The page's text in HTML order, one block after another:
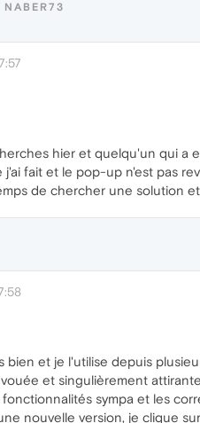
NABER73
hier et quelqu'un qui a
fait et le pop-up n'est pas
de chercher une solution
et je l'utilise depuis
et singulièrement
sympa et les
nouvelle version, je clique